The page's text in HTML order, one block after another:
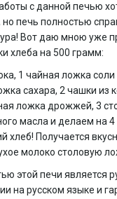
с данной печью
печь полностью
Вот даю мною уже
хлеба на 500 грамм:
1 чайная ложка соли
сахара, 2 чашки из
ложка дрожжей, 3
масла и делаем на
хлеб! Получается
молоко столовую
этой печи является
на русском языке и